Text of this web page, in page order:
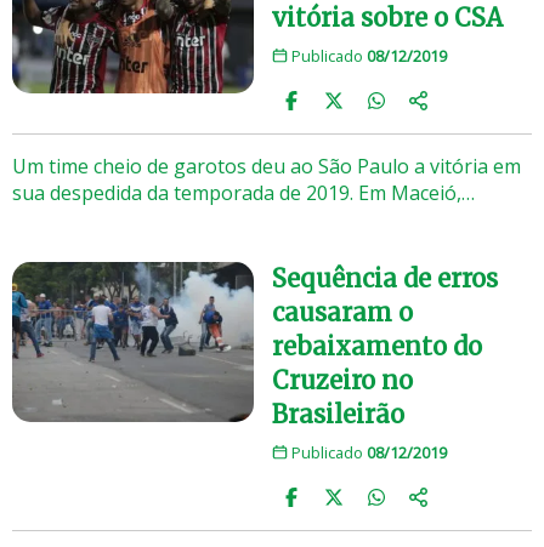
vitória sobre o CSA
Publicado 08/12/2019
Um time cheio de garotos deu ao São Paulo a vitória em
sua despedida da temporada de 2019. Em Maceió,…
Sequência de erros
causaram o
rebaixamento do
Cruzeiro no
Brasileirão
Publicado 08/12/2019